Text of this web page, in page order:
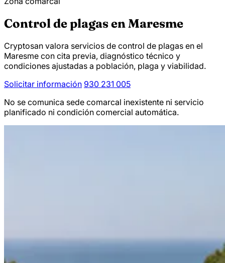
Control de plagas en Maresme
Cryptosan valora servicios de control de plagas en el
Maresme con cita previa, diagnóstico técnico y
condiciones ajustadas a población, plaga y viabilidad.
Solicitar información 930 231 005
No se comunica sede comarcal inexistente ni servicio
planificado ni condición comercial automática.